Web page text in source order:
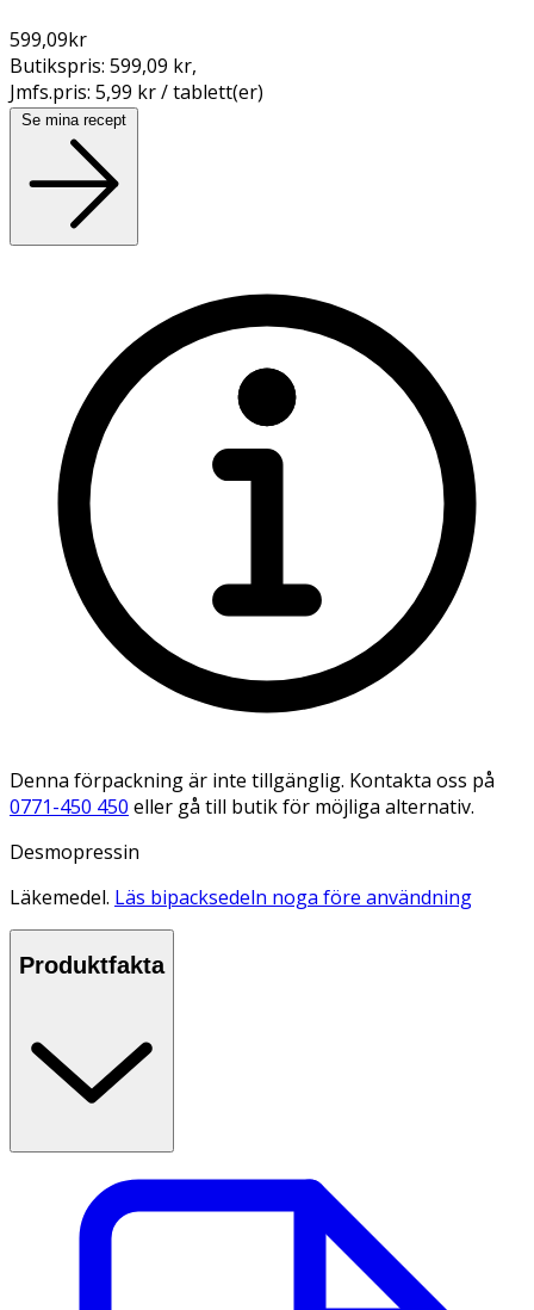
599,09kr
Butikspris: 599,09 kr,
Jmfs.pris: 5,99 kr / tablett(er)
Se mina recept
Denna förpackning är inte tillgänglig. Kontakta oss på
0771-450 450 eller gå till butik för möjliga alternativ.
Desmopressin
Läkemedel. Läs bipacksedeln noga före användning
Produktfakta